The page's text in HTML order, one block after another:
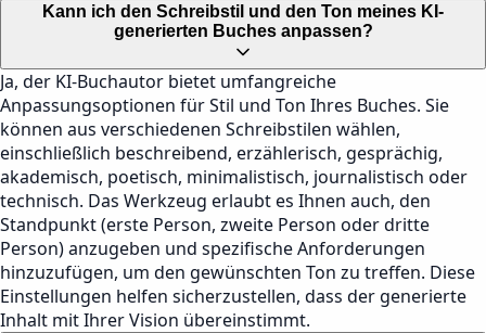
Kann ich den Schreibstil und den Ton meines KI-
generierten Buches anpassen?
Ja, der KI-Buchautor bietet umfangreiche
Anpassungsoptionen für Stil und Ton Ihres Buches. Sie
können aus verschiedenen Schreibstilen wählen,
einschließlich beschreibend, erzählerisch, gesprächig,
akademisch, poetisch, minimalistisch, journalistisch oder
technisch. Das Werkzeug erlaubt es Ihnen auch, den
Standpunkt (erste Person, zweite Person oder dritte
Person) anzugeben und spezifische Anforderungen
hinzuzufügen, um den gewünschten Ton zu treffen. Diese
Einstellungen helfen sicherzustellen, dass der generierte
Inhalt mit Ihrer Vision übereinstimmt.